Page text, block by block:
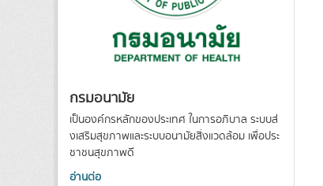
กรมอนามัย
เป็นองค์กรหลักของประเทศ ในการอภิบาล ระบบส่
งเสริมสุขภาพและระบบอนามัยสิ่งแวดล้อม เพื่อประ
ชาชนสุขภาพดี
อ่านต่อ